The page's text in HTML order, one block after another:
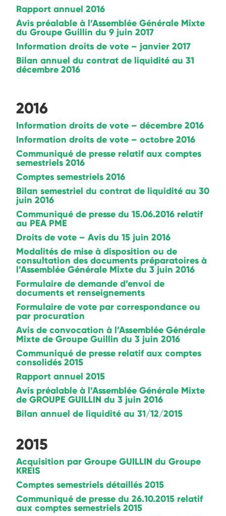
Rapport annuel 2016
Avis préalable à l’Assemblée Générale Mixte
du Groupe Guillin du 9 juin 2017
Information droits de vote – janvier 2017
Bilan annuel du contrat de liquidité au 31
décembre 2016
2016
Information droits de vote – décembre 2016
Information droits de vote – octobre 2016
Communiqué de presse relatif aux comptes
semestriels 2016
Comptes semestriels 2016
Bilan semestriel du contrat de liquidité au 30
juin 2016
Communiqué de presse du 15.06.2016 relatif
au PEA PME
Droits de vote – Avis du 15 juin 2016
Modalités de mise à disposition ou de
consultation des documents préparatoires à
l’Assemblée Générale Mixte du 3 juin 2016
Formulaire de demande d’envoi de
documents et renseignements
Formulaire de vote par correspondance ou
par procuration
Avis de convocation à l’Assemblée Générale
Mixte de Groupe Guillin du 3 juin 2016
Communiqué de presse relatif aux comptes
consolidés 2015
Rapport annuel 2015
Avis préalable à l’Assemblée Générale Mixte
de GROUPE GUILLIN du 3 juin 2016
Bilan annuel de liquidité au 31/12/2015
2015
Acquisition par Groupe GUILLIN du Groupe
KREIS
Comptes semestriels détaillés 2015
Communiqué de presse du 26.10.2015 relatif
aux comptes semestriels 2015